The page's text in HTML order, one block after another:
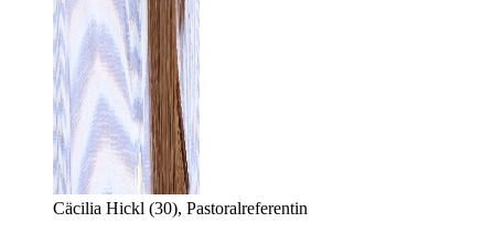
Cäcilia Hickl (30), Pastoralreferentin